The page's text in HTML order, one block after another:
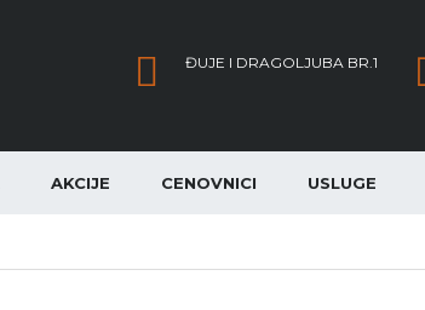
ĐUJE I DRAGOLJUBA BR.1
AKCIJE CENOVNICI USLUGE